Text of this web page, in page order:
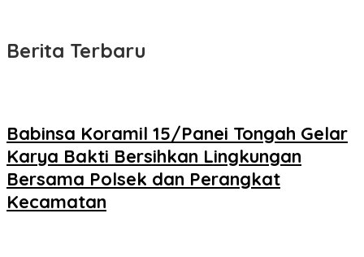
Berita Terbaru
Babinsa Koramil 15/Panei Tongah Gelar
Karya Bakti Bersihkan Lingkungan
Bersama Polsek dan Perangkat
Kecamatan